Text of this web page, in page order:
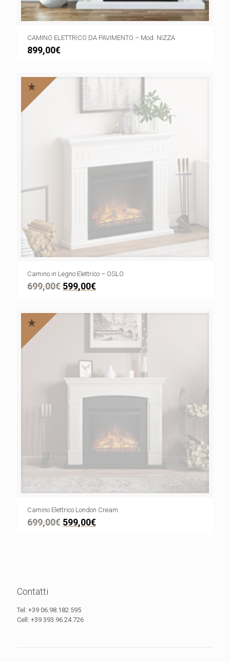
CAMINO ELETTRICO DA PAVIMENTO – Mod. NIZZA
899,00€
Camino in Legno Elettrico – OSLO
699,00€ 599,00€
Camino Elettrico London Cream
699,00€ 599,00€
Contatti
Tel: +39 06.98.182.595
Cell: +39 393.96.24.726